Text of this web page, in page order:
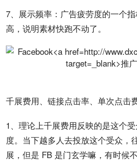
7、展示频率：广告疲劳度的一个
高，说明素材快跑不动了。
千展费用、链接点击率、单次点击
1、理论上千展费用反映的是这个
度。当下越多人去投放这个受众，
展，但是 FB 是门玄学嘛，有时候